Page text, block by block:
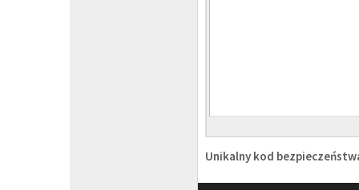
Unikalny kod